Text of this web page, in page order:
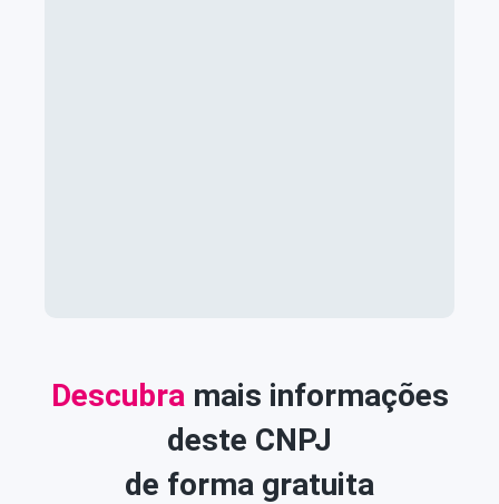
Descubramais informações
deste CNPJ
de forma gratuita